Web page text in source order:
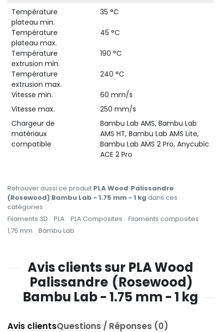
Température
plateau min.
35 °C
Température
plateau max.
45 °C
Température
extrusion min.
190 °C
Température
extrusion max.
240 °C
Vitesse min.
60 mm/s
Vitesse max.
250 mm/s
Chargeur de
matériaux
compatible
Bambu Lab AMS, Bambu Lab
AMS HT, Bambu Lab AMS Lite,
Bambu Lab AMS 2 Pro, Anycubic
ACE 2 Pro
Retrouver aussi ce produit PLA Wood Palissandre
(Rosewood) Bambu Lab - 1.75 mm - 1 kg dans ces
catégories :
Filaments 3D
PLA PLA Composites
Filaments composites
1,75 mm
Bambu Lab
Avis clients sur PLA Wood
Palissandre (Rosewood)
Bambu Lab - 1.75 mm - 1 kg
Avis clientsQuestions / Réponses (0)